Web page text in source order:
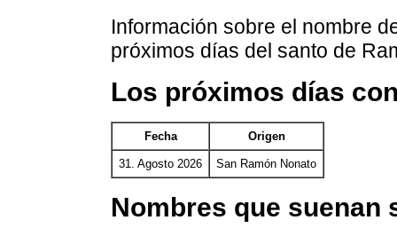
Información sobre el nombre
próximos días del santo de
Los próximos días
Fecha Origen
31. Agosto 2026 San Ramón Nonato
Nombres que suenan